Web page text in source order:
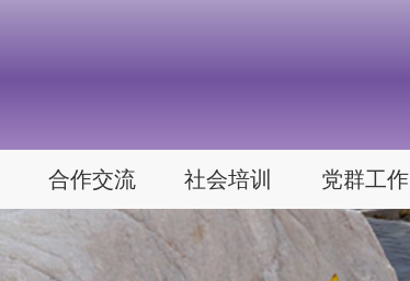
合作交流 社会培训 党群工作